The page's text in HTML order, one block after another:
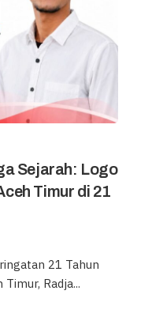
Sejarah: Logo
Timur di 21
21 Tahun
Radja...